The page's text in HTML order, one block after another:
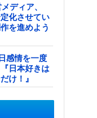
ディア、
化させてい
を進めよう
感情を一度
日本好きは
け！』